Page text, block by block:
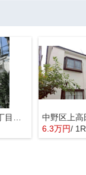
新宿区北新宿３丁目のマンション
6.3万円/ 1R